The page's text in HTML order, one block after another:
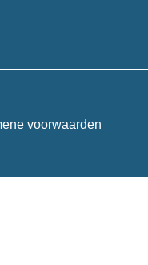
voorwaarden